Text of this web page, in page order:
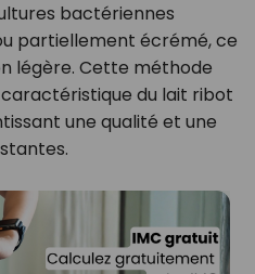
bactériennes
partiellement écrémé, ce
légère. Cette méthode
du lait ribot
une qualité et une